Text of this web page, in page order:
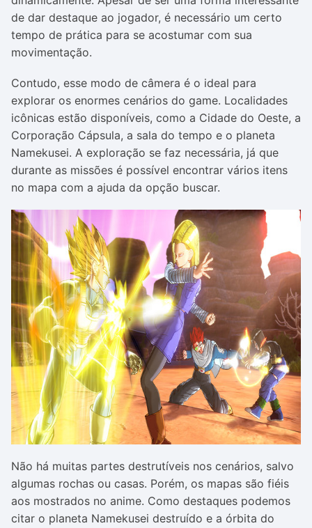
de dar destaque ao jogador, é necessário um certo
tempo de prática para se acostumar com sua
movimentação.
Contudo, esse modo de câmera é o ideal para
explorar os enormes cenários do game. Localidades
icônicas estão disponíveis, como a Cidade do Oeste, a
Corporação Cápsula, a sala do tempo e o planeta
Namekusei. A exploração se faz necessária, já que
durante as missões é possível encontrar vários itens
no mapa com a ajuda da opção buscar.
Não há muitas partes destrutíveis nos cenários, salvo
algumas rochas ou casas. Porém, os mapas são fiéis
aos mostrados no anime. Como destaques podemos
citar o planeta Namekusei destruído e a órbita do